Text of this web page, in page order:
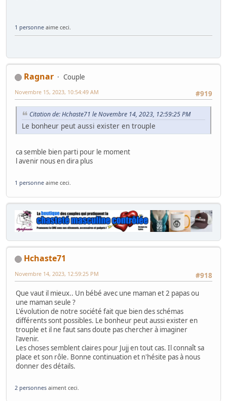
1 personne aime ceci.
Ragnar
Couple
#919
Novembre 15, 2023, 10:54:49 AM
Citation de: Hchaste71 le Novembre 14, 2023, 12:59:25 PM
Le bonheur peut aussi exister en trouple
ca semble bien parti pour le moment
l avenir nous en dira plus
1 personne aime ceci.
Hchaste71
#918
Novembre 14, 2023, 12:59:25 PM
Que vaut il mieux.. Un bébé avec une maman et 2 papas ou
une maman seule ?
L'évolution de notre société fait que bien des schémas
différents sont possibles. Le bonheur peut aussi exister en
trouple et il ne faut sans doute pas chercher à imaginer
l'avenir.
Les choses semblent claires pour Jujj en tout cas. Il connaît sa
place et son rôle. Bonne continuation et n'hésite pas à nous
donner des détails.
2 personnes aiment ceci.